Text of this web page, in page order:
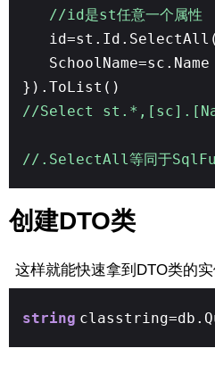
//id是st任意一个属性
SchoolName=sc.Name
}).ToList()
//Select
//.SelectAll等同于
创建DTO类
这样就能快速拿到DTO类的
string